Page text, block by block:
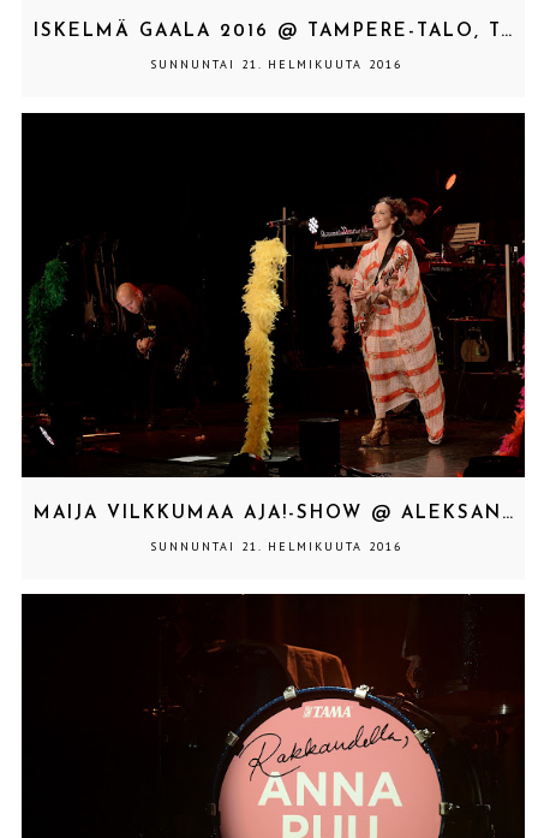
ISKELMÄ GAALA 2016 @ TAMPERE-TALO, TAMPERE 12.2.2016
SUNNUNTAI 21. HELMIKUUTA 2016
MAIJA VILKKUMAA AJA!-SHOW @ ALEKSANTERIN TEATTERI, HELSINKI 18.2.2016
SUNNUNTAI 21. HELMIKUUTA 2016